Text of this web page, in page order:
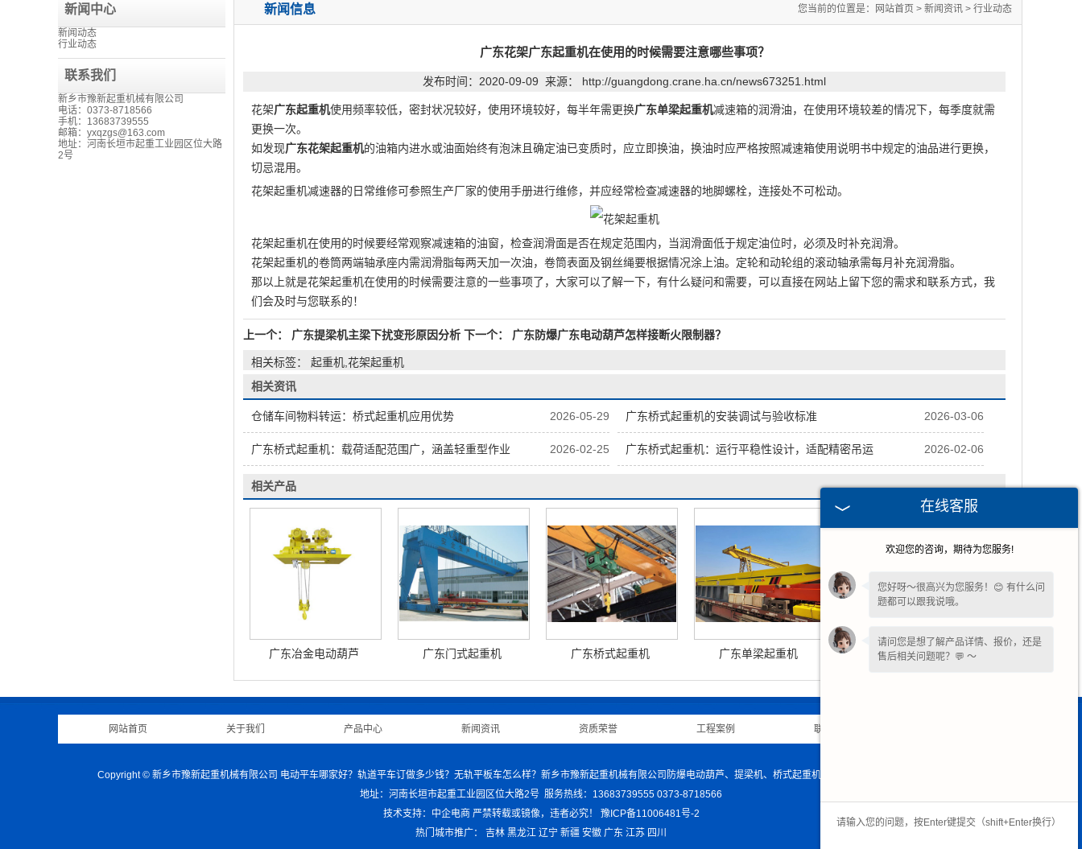
新闻中心
新闻动态
行业动态
联系我们
新乡市豫新起重机械有限公司
电话：0373-8718566
手机：13683739555
邮箱： yxqzgs@163.com
地址：河南长垣市起重工业园区位大路
2号
新闻信息 您当前的位置是： 网站首页 > 新闻资讯 > 行业动态
广东花架广东起重机在使用的时候需要注意哪些事项？
发布时间：2020-09-09 来源： http://guangdong.crane.ha.cn/news673251.html
花架广东起重机使用频率较低，密封状况较好，使用环境较好，每半年需更换广东单梁起重机减速箱的润滑油，在使用环境较差的情况下，每季度就需
更换一次。
如发现广东花架起重机的油箱内进水或油面始终有泡沫且确定油已变质时，应立即换油，换油时应严格按照减速箱使用说明书中规定的油品进行更换，
切忌混用。
花架起重机减速器的日常维修可参照生产厂家的使用手册进行维修，并应经常检查减速器的地脚螺栓，连接处不可松动。
花架起重机在使用的时候要经常观察减速箱的油窗，检查润滑面是否在规定范围内，当润滑面低于规定油位时，必须及时补充润滑。
花架起重机的卷筒两端轴承座内需润滑脂每两天加一次油，卷筒表面及钢丝绳要根据情况涂上油。定轮和动轮组的滚动轴承需每月补充润滑脂。
那以上就是花架起重机在使用的时候需要注意的一些事项了，大家可以了解一下，有什么疑问和需要，可以直接在网站上留下您的需求和联系方式，我
们会及时与您联系的！
上一个： 广东提梁机主梁下扰变形原因分析 下一个： 广东防爆广东电动葫芦怎样接断火限制器？
相关标签： 起重机,花架起重机
相关资讯
2026-05-29
仓储车间物料转运：桥式起重机应用优势 2026-03-06
广东桥式起重机的安装调试与验收标准
2026-02-25
广东桥式起重机：载荷适配范围广，涵盖轻重型作业 2026-02-06
广东桥式起重机：运行平稳性设计，适配精密吊运
相关产品
广东冶金电动葫芦 广东门式起重机 广东桥式起重机 广东单梁起重机 广东龙门起重机
网站首页 关于我们 产品中心 新闻资讯 资质荣誉 工程案例 联系我们
Copyright © 新乡市豫新起重机械有限公司 电动平车哪家好？轨道平车订做多少钱？无轨平板车怎么样？新乡市豫新起重机械有限公司防爆电动葫芦、提梁机、桥式起重机、出渣机等产品，欢迎来电生产定制！
地址：河南长垣市起重工业园区位大路2号 服务热线：13683739555 0373-8718566
技术支持：中企电商 严禁转载或镜像，违者必究！ 豫ICP备11006481号-2
热门城市推广： 吉林 黑龙江 辽宁 新疆 安徽 广东 江苏 四川
在线客服
欢迎您的咨询，期待为您服务!
您好呀～很高兴为您服务！😊 有什么问
题都可以跟我说哦。
请问您是想了解产品详情、报价，还是
售后相关问题呢？💬 ～